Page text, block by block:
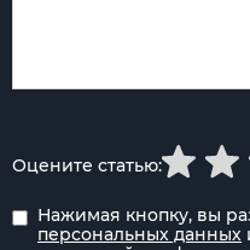
Нажимая кнопку, вы
персональных данных
Оцените статью: